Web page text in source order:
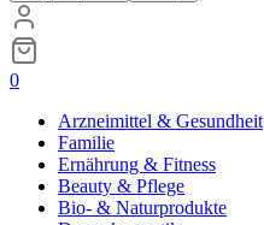
0
Arzneimittel & Gesundheit
Familie
Ernährung & Fitness
Beauty & Pflege
Bio- & Naturprodukte